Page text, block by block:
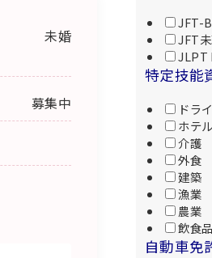
未婚
募集中
JFT-
JFT
JLPT
特定技能
ドラ
ホテル
介護
外食
建築
漁業
農業
飲食
自動車免